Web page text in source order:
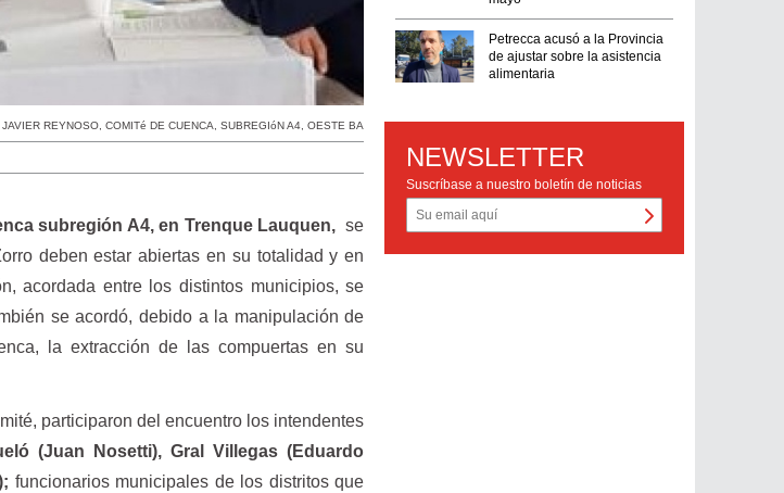
JAVIER REYNOSO ,COMITé DE CUENCA ,SUBREGIóN A4 ,OESTE BA
subregión A4, en Trenque Lauquen, se
deben estar abiertas en su totalidad y en
acordada entre los distintos municipios, se
se acordó, debido a la manipulación de
la extracción de las compuertas en su
participaron del encuentro los intendentes
(Juan Nosetti), Gral Villegas (Eduardo
funcionarios municipales de los distritos que
Petrecca acusó a la Provincia
de ajustar sobre la asistencia
alimentaria
NEWSLETTER
Suscríbase a nuestro boletín de noticias